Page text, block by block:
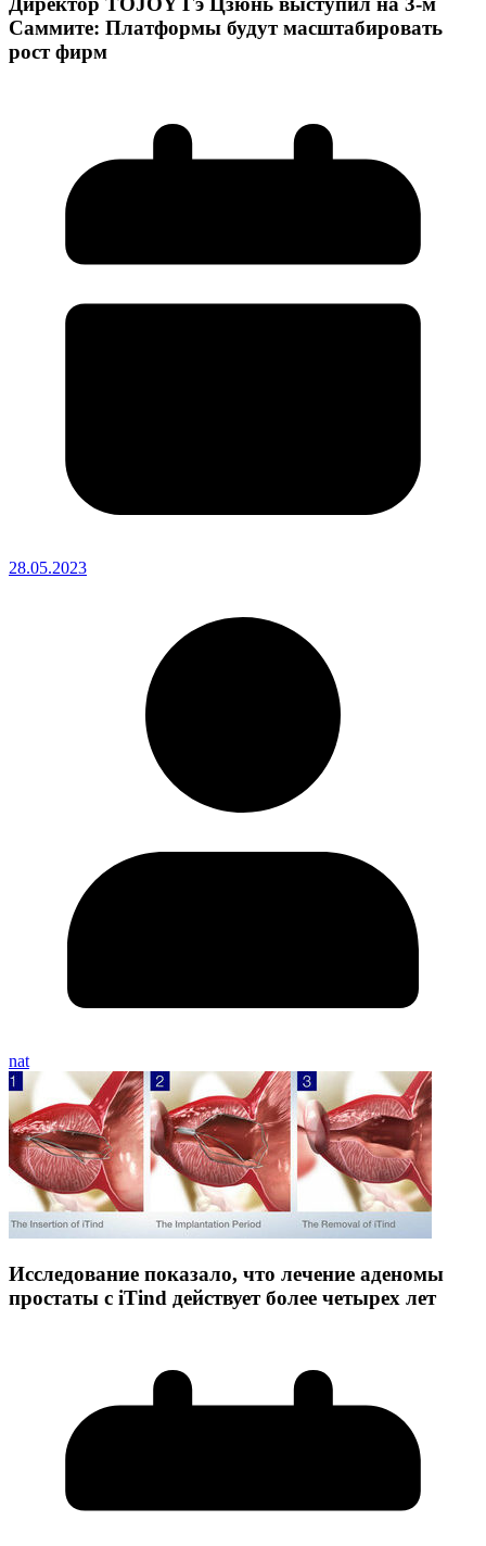
Саммите: Платформы будут масштабировать
рост фирм
28.05.2023
nat
Исследование показало, что лечение аденомы
простаты с iTind действует более четырех лет